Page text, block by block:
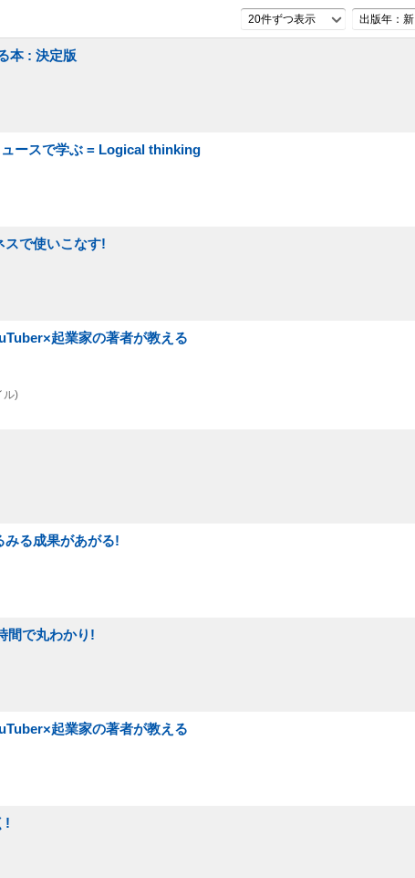
20件ずつ表示 出版年：
本 : 決定版
ースで学ぶ = Logical thinking
スで使いこなす!
起業家の著者が教える
ル)
みる成果があがる!
間で丸わかり!
起業家の著者が教える
!